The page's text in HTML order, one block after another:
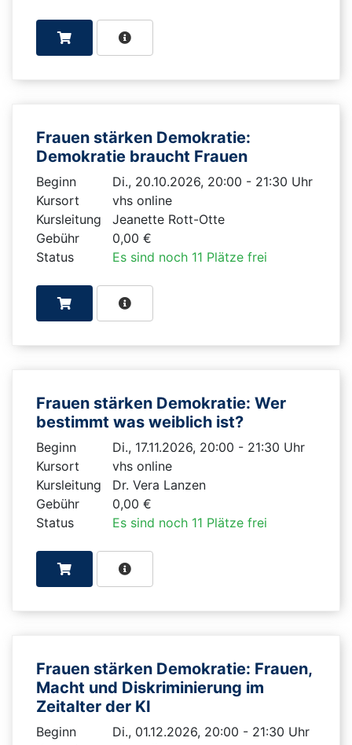
Frauen stärken Demokratie:
Demokratie braucht Frauen
Beginn
Di., 20.10.2026, 20:00 - 21:30 Uhr
Kursort
vhs online
Kursleitung
Jeanette Rott-Otte
Gebühr
0,00 €
Status
Es sind noch 11 Plätze frei
Frauen stärken Demokratie: Wer
bestimmt was weiblich ist?
Beginn
Di., 17.11.2026, 20:00 - 21:30 Uhr
Kursort
vhs online
Kursleitung
Dr. Vera Lanzen
Gebühr
0,00 €
Status
Es sind noch 11 Plätze frei
Frauen stärken Demokratie: Frauen,
Macht und Diskriminierung im
Zeitalter der KI
Beginn
Di., 01.12.2026, 20:00 - 21:30 Uhr